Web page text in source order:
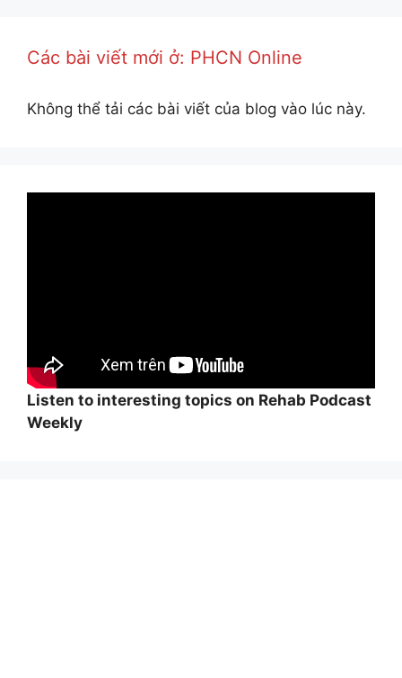
Các bài viết mới ở: PHCN Online
Không thể tải các bài viết của blog vào lúc này.
Listen to interesting topics on Rehab Podcast
Weekly